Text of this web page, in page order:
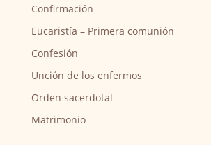
Confirmación
Eucaristía – Primera comunión
Confesión
Unción de los enfermos
Orden sacerdotal
Matrimonio